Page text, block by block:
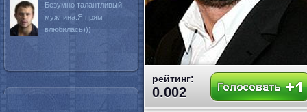
рейтинг:
0.002
Безумно талантливый
мужчина.Я прям
влюбилась)))